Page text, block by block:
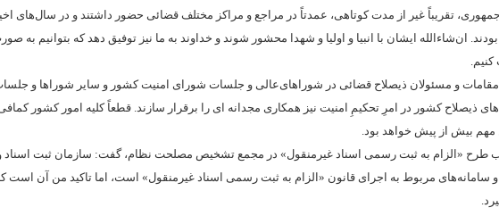
تقریباً غیر از مدت کوتاهی، عمدتاً در مراجع و مراکز مختلف قضائی حضور داشتند و در سال‌های
ان‌شاء‌الله ایشان با انبیا و اولیا و شهدا محشور شوند و خداوند به ما نیز توفیق دهد که بتوانیم به
مقامات و مسئولان ذیصلاح قضائی در شوراهای‌عالی و جلسات شورای امنیت کشور و سایر شوراها و
ذیصلاح کشور در امرِ تحکیمِ امنیت نیز همکاری مجدانه ای را برقرار سازند. قطعاً کلیه امور کشور
مهم بیش از پیش خواهد بود.
طرح «الزام به ثبت رسمی اسناد غیرمنقول» در مجمع تشخیص مصلحت نظام، گفت: سازمان ثبت اسناد
سامانه‌های مربوط به اجرای قانون «الزام به ثبت رسمی اسناد غیرمنقول» است، اما تاکید من آن است